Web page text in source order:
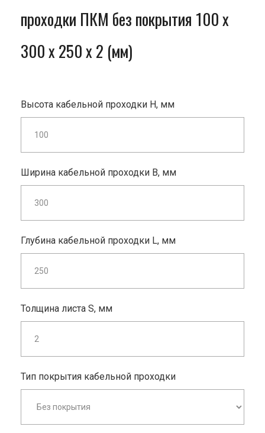
проходки ПКМ без покрытия 100 x
300 x 250 x 2 (мм)
Высота кабельной проходки H, мм
Ширина кабельной проходки B, мм
Глубина кабельной проходки L, мм
Толщина листа S, мм
Тип покрытия кабельной проходки